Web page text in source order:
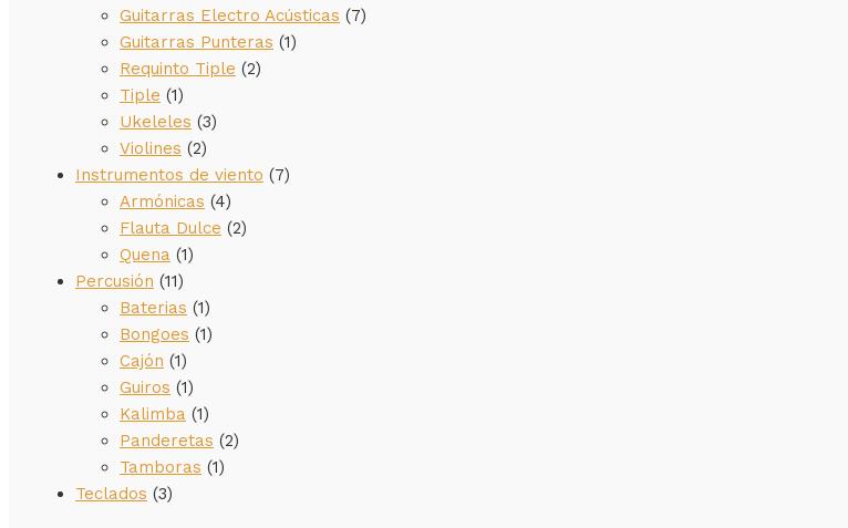
Guitarras Electro Acústicas (7)
Guitarras Punteras (1)
Requinto Tiple (2)
Tiple (1)
Ukeleles (3)
Violines (2)
Instrumentos de viento (7)
Armónicas (4)
Flauta Dulce (2)
Quena (1)
Percusión (11)
Baterias (1)
Bongoes (1)
Cajón (1)
Guiros (1)
Kalimba (1)
Panderetas (2)
Tamboras (1)
Teclados (3)